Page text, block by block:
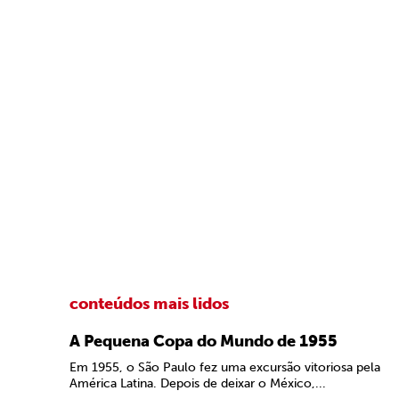
conteúdos mais lidos
A Pequena Copa do Mundo de 1955
Em 1955, o São Paulo fez uma excursão vitoriosa pela
América Latina. Depois de deixar o México,...